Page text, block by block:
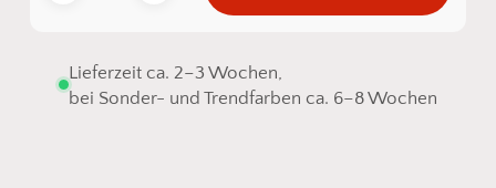
Lieferzeit ca. 2–3 Wochen,
bei Sonder- und Trendfarben ca. 6–8 Wochen